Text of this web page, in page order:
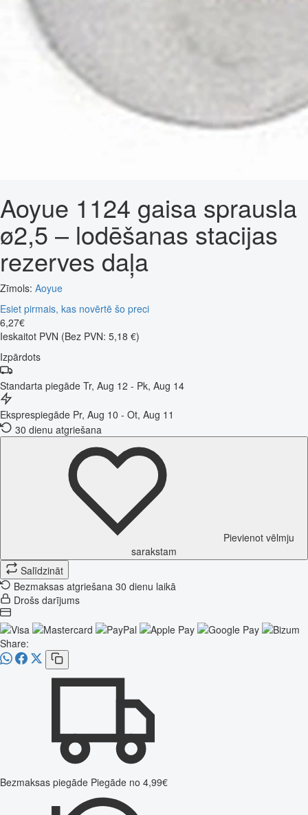
Aoyue 1124 gaisa sprausla
ø2,5 – lodēšanas stacijas
rezerves daļa
Zīmols: Aoyue
Esiet pirmais, kas novērtē šo preci
6,27€
Ieskaitot PVN (Bez PVN: 5,18 €)
Izpārdots
Standarta piegāde Tr, Aug 12 - Pk, Aug 14
Eksprespiegāde Pr, Aug 10 - Ot, Aug 11
30 dienu atgriešana
Pievienot vēlmju
sarakstam
Salīdzināt
Bezmaksas atgriešana 30 dienu laikā
Drošs darījums
Share:
Bezmaksas piegāde Piegāde no 4,99€